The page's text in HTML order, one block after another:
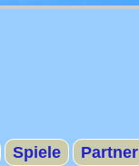
Spiele Partner